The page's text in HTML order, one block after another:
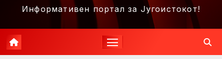
Информативен портал за Југоистокот!